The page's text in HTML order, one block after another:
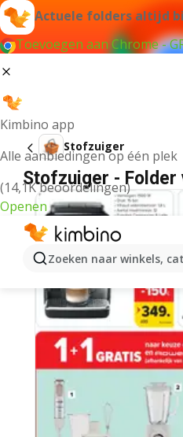
Actuele folders altijd
Toevoegen aan Chrome -
Kimbino app
Alle aanbiedingen op één plek
(14,1K beoordelingen)
Openen
Zoeken naar winkels,
Stofzuiger
Stofzuiger - Folder